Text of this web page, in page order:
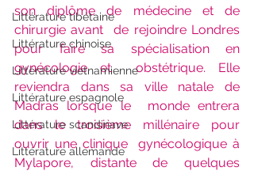
Littérature tibétaine
Littérature chinoise
Littérature vietnamienne
Littérature espagnole
Littérature scandinave
Littérature allemande
son diplôme de médecine et de
chirurgie avant  de rejoindre Londres
pour faire sa spécialisation en
gynécologie et  obstétrique. Elle
reviendra dans sa ville natale de
Madras lorsque le  monde entrera
dans le troisième millénaire pour
ouvrir une clinique  gynécologique à
Mylapore, distante de quelques